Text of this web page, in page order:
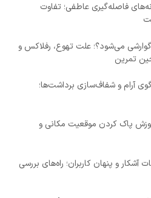
فاصله‌گیری عاطفی؛ تفاوت
می‌شود؟؛ علت تهوع، رفلاکس و
تمرین
آرام و شفاف‌سازی برداشت‌ها؛
پاک کردن موقعیت مکانی و
و پنهان کاربران؛ راه‌های بررسی